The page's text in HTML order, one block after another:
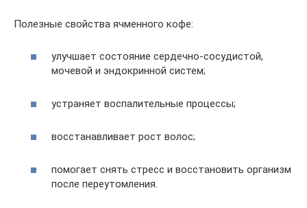
Полезные свойства ячменного кофе:
улучшает состояние сердечно-сосудистой,
мочевой и эндокринной систем;
устраняет воспалительные процессы;
восстанавливает рост волос;
помогает снять стресс и восстановить организм
после переутомления.